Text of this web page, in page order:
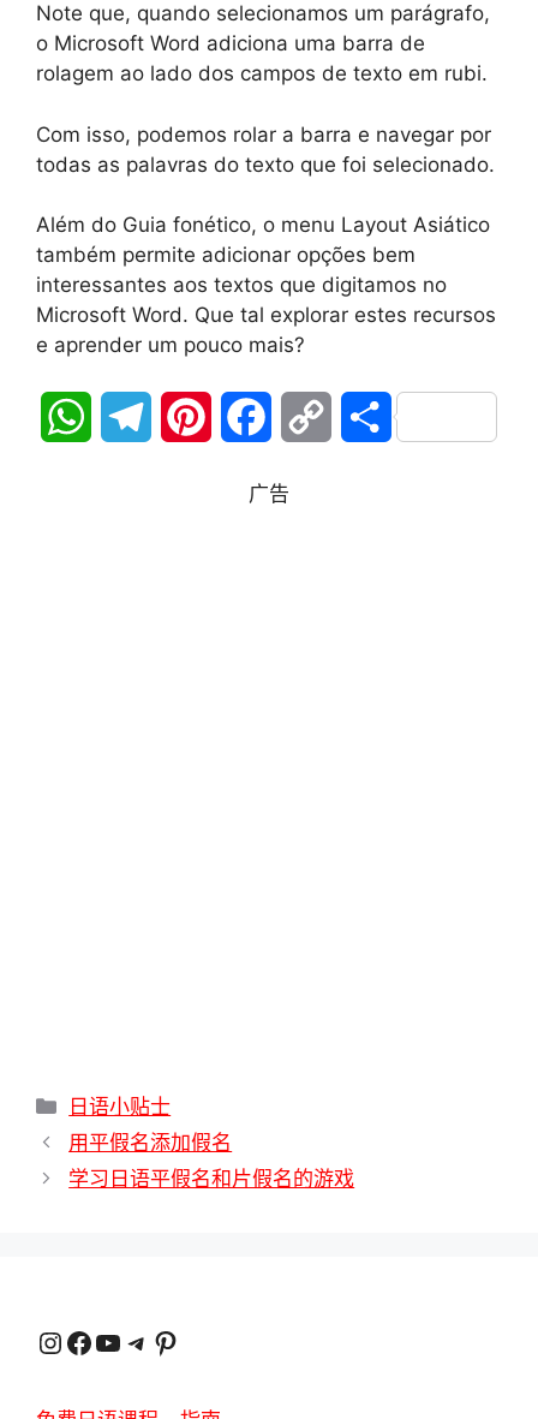
Note que, quando selecionamos um parágrafo,
o Microsoft Word adiciona uma barra de
rolagem ao lado dos campos de texto em rubi.
Com isso, podemos rolar a barra e navegar por
todas as palavras do texto que foi selecionado.
Além do Guia fonético, o menu Layout Asiático
também permite adicionar opções bem
interessantes aos textos que digitamos no
Microsoft Word. Que tal explorar estes recursos
e aprender um pouco mais?
W 分
广告
分
类
日语小贴士
用平假名添加假名
学习日语平假名和片假名的游戏
Instagram 在 Facebook 上YouTube 电报 品趣网